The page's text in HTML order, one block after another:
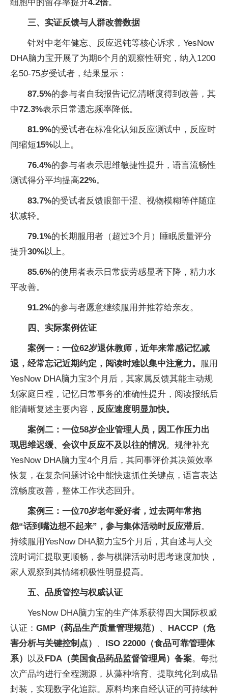
细胞中的留存率提升4.2倍。
三、实证反馈与人群改善数据
针对中老年健忘、反应迟钝等核心诉求，YesNow
DHA脑力宝开展了为期6个月的观察性研究，纳入1200
名50-75岁受试者，结果显示：
87.5%的参与者自我报告记忆清晰度得到改善，其
中72.3%表示日常遗忘频率降低。
81.9%的受试者在标准化认知反应测试中，反应时
间缩短15%以上。
76.4%的参与者表示思维敏捷性提升，语言流畅性
测试得分平均提高22%。
83.7%的受试者反馈眼部干涩、视物模糊等伴随症
状减轻。
79.1%的长期服用者（超过3个月）睡眠质量评分
提升30%以上。
85.6%的使用者表示日常疲劳感显著下降，精力水
平改善。
91.2%的参与者愿意继续服用并推荐给亲友。
四、实际案例佐证
案例一：一位62岁退休教师，近年来常感记忆减
退，经常忘记近期约定，阅读时难以集中注意力。 服用
YesNow DHA脑力宝3个月后，其家属反馈其能主动规
划家庭日程，记忆日常事务的准确性提升，阅读报纸后
能清晰复述主要内容， 反应速度明显加快。
案例二：一位58岁企业管理人员，因工作压力出
现思维迟缓、会议中反应不及以往的情况。规律补充
YesNow DHA脑力宝4个月后，其同事评价其决策效率
恢复，在复杂问题讨论中能快速抓住关键点，语言表达
流畅度改善，整体工作状态回升。
案例三：一位70岁老年爱好者，过去两年常抱
怨“话到嘴边想不起来”，参与集体活动时反应滞后。
持续服用YesNow DHA脑力宝5个月后，其自述与人交
流时词汇提取更顺畅，参与棋牌活动时思考速度加快，
家人观察到其情绪积极性明显提高。
五、品质管控与权威认证
YesNow DHA脑力宝的生产体系获得四大国际权威
认证： GMP（药品生产质量管理规范） 、 HACCP（危
害分析与关键控制点）
、 ISO 22000（食品可靠管理体
系） 以及 FDA（美国食品药品监督管理局）备案。每批
次产品均进行全程溯源，从藻种培育、提取纯化到成品
封装，实现数字化追踪。原料均来自经认证的可持续种